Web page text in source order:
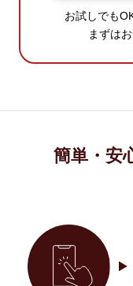
お試しでも
まずは
簡単・安